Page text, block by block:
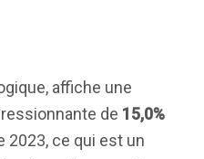
affiche une
de 15,0%
2023, ce qui est un